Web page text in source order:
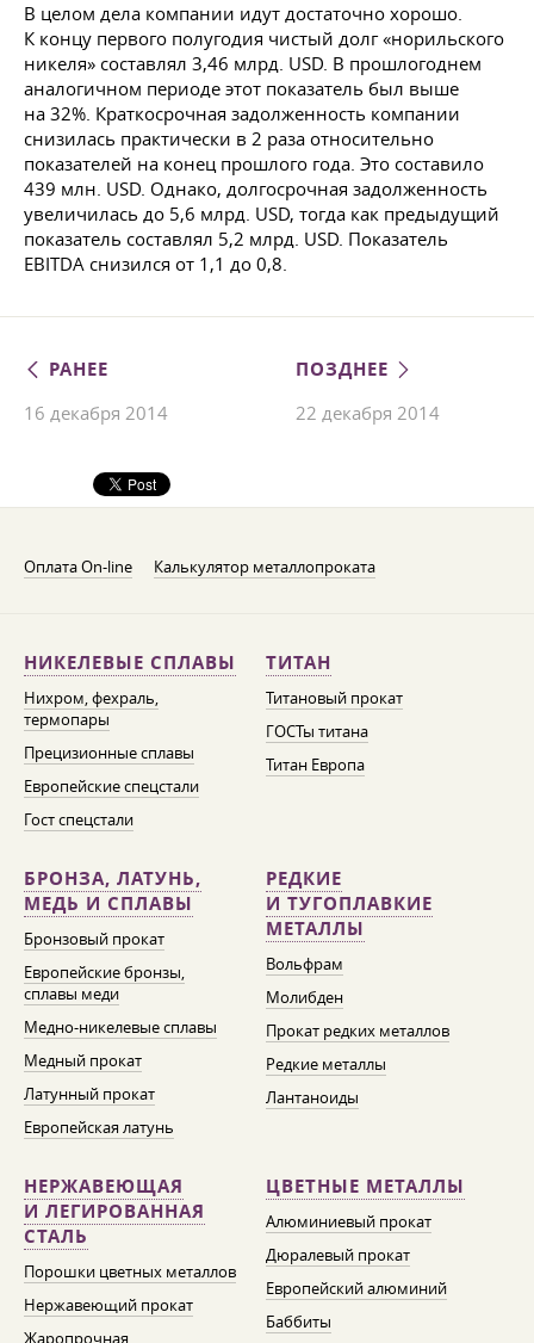
В целом дела компании идут достаточно хорошо.
К концу первого полугодия чистый долг «норильского
никеля» составлял 3,46 млрд. USD. В прошлогоднем
аналогичном периоде этот показатель был выше
на 32%. Краткосрочная задолженность компании
снизилась практически в 2 раза относительно
показателей на конец прошлого года. Это составило
439 млн. USD. Однако, долгосрочная задолженность
увеличилась до 5,6 млрд. USD, тогда как предыдущий
показатель составлял 5,2 млрд. USD. Показатель
EBITDA снизился от 1,1 до 0,8.
РАНЕЕ
16 декабря 2014
ПОЗДНЕЕ
22 декабря 2014
Оплата On-line Калькулятор металлопроката
НИКЕЛЕВЫЕ СПЛАВЫ
Нихром, фехраль,
термопары
Прецизионные сплавы
Европейские спецстали
Гост спецстали
ТИТАН
Титановый прокат
ГОСТы титана
Титан Европа
БРОНЗА, ЛАТУНЬ,
МЕДЬ И СПЛАВЫ
Бронзовый прокат
Европейские бронзы,
сплавы меди
Медно-никелевые сплавы
Медный прокат
Латунный прокат
Европейская латунь
РЕДКИЕ
И ТУГОПЛАВКИЕ
МЕТАЛЛЫ
Вольфрам
Молибден
Прокат редких металлов
Редкие металлы
Лантаноиды
НЕРЖАВЕЮЩАЯ
И ЛЕГИРОВАННАЯ
СТАЛЬ
Порошки цветных металлов
Нержавеющий прокат
Жаропрочная
ЦВЕТНЫЕ МЕТАЛЛЫ
Алюминиевый прокат
Дюралевый прокат
Европейский алюминий
Баббиты